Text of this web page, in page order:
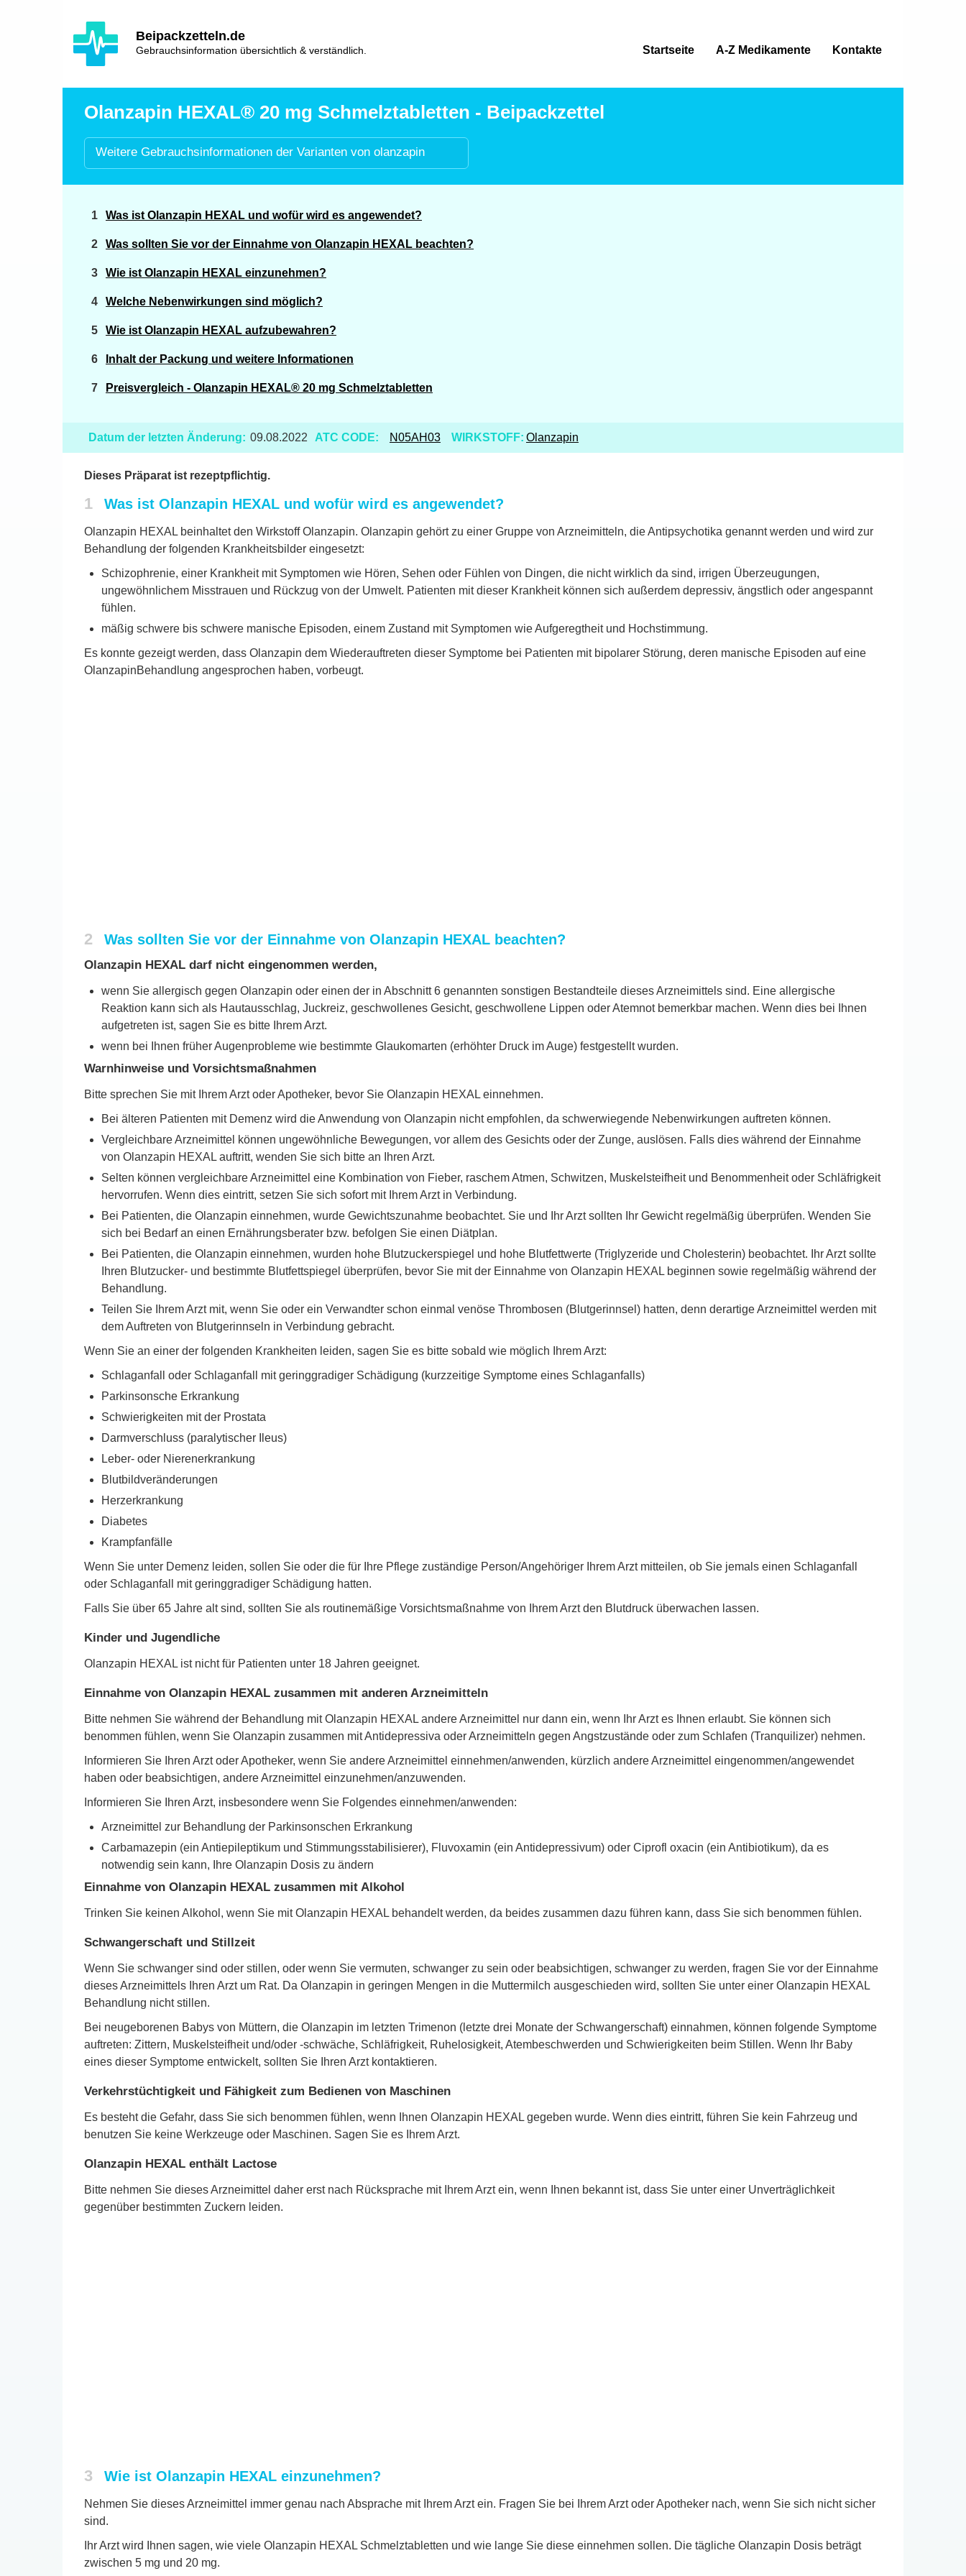
Beipackzetteln.de
Gebrauchsinformation übersichtlich & verständlich.
Hlavní
navigace
Startseite A-Z Medikamente Kontakte
Olanzapin HEXAL® 20 mg Schmelztabletten - Beipackzettel
Weitere Gebrauchsinformationen der Varianten von olanzapin
Was ist Olanzapin HEXAL und wofür wird es angewendet?
Was sollten Sie vor der Einnahme von Olanzapin HEXAL beachten?
Wie ist Olanzapin HEXAL einzunehmen?
Welche Nebenwirkungen sind möglich?
Wie ist Olanzapin HEXAL aufzubewahren?
Inhalt der Packung und weitere Informationen
Preisvergleich - Olanzapin HEXAL® 20 mg Schmelztabletten
Datum der letzten Änderung: 09.08.2022 ATC CODE: N05AH03 WIRKSTOFF: Olanzapin
Dieses Präparat ist rezeptpflichtig.
1 Was ist Olanzapin HEXAL und wofür wird es angewendet?
Olanzapin HEXAL beinhaltet den Wirkstoff Olanzapin. Olanzapin gehört zu einer Gruppe von Arzneimitteln, die Antipsychotika genannt werden und wird zur
Behandlung der folgenden Krankheitsbilder eingesetzt:
Schizophrenie, einer Krankheit mit Symptomen wie Hören, Sehen oder Fühlen von Dingen, die nicht wirklich da sind, irrigen Überzeugungen,
ungewöhnlichem Misstrauen und Rückzug von der Umwelt. Patienten mit dieser Krankheit können sich außerdem depressiv, ängstlich oder angespannt
fühlen.
mäßig schwere bis schwere manische Episoden, einem Zustand mit Symptomen wie Aufgeregtheit und Hochstimmung.
Es konnte gezeigt werden, dass Olanzapin dem Wiederauftreten dieser Symptome bei Patienten mit bipolarer Störung, deren manische Episoden auf eine
OlanzapinBehandlung angesprochen haben, vorbeugt.
2 Was sollten Sie vor der Einnahme von Olanzapin HEXAL beachten?
Olanzapin HEXAL darf nicht eingenommen werden,
wenn Sie allergisch gegen Olanzapin oder einen der in Abschnitt 6 genannten sonstigen Bestandteile dieses Arzneimittels sind. Eine allergische
Reaktion kann sich als Hautausschlag, Juckreiz, geschwollenes Gesicht, geschwollene Lippen oder Atemnot bemerkbar machen. Wenn dies bei Ihnen
aufgetreten ist, sagen Sie es bitte Ihrem Arzt.
wenn bei Ihnen früher Augenprobleme wie bestimmte Glaukomarten (erhöhter Druck im Auge) festgestellt wurden.
Warnhinweise und Vorsichtsmaßnahmen
Bitte sprechen Sie mit Ihrem Arzt oder Apotheker, bevor Sie Olanzapin HEXAL einnehmen.
Bei älteren Patienten mit Demenz wird die Anwendung von Olanzapin nicht empfohlen, da schwerwiegende Nebenwirkungen auftreten können.
Vergleichbare Arzneimittel können ungewöhnliche Bewegungen, vor allem des Gesichts oder der Zunge, auslösen. Falls dies während der Einnahme
von Olanzapin HEXAL auftritt, wenden Sie sich bitte an Ihren Arzt.
Selten können vergleichbare Arzneimittel eine Kombination von Fieber, raschem Atmen, Schwitzen, Muskelsteifheit und Benommenheit oder Schläfrigkeit
hervorrufen. Wenn dies eintritt, setzen Sie sich sofort mit Ihrem Arzt in Verbindung.
Bei Patienten, die Olanzapin einnehmen, wurde Gewichtszunahme beobachtet. Sie und Ihr Arzt sollten Ihr Gewicht regelmäßig überprüfen. Wenden Sie
sich bei Bedarf an einen Ernährungsberater bzw. befolgen Sie einen Diätplan.
Bei Patienten, die Olanzapin einnehmen, wurden hohe Blutzuckerspiegel und hohe Blutfettwerte (Triglyzeride und Cholesterin) beobachtet. Ihr Arzt sollte
Ihren Blutzucker- und bestimmte Blutfettspiegel überprüfen, bevor Sie mit der Einnahme von Olanzapin HEXAL beginnen sowie regelmäßig während der
Behandlung.
Teilen Sie Ihrem Arzt mit, wenn Sie oder ein Verwandter schon einmal venöse Thrombosen (Blutgerinnsel) hatten, denn derartige Arzneimittel werden mit
dem Auftreten von Blutgerinnseln in Verbindung gebracht.
Wenn Sie an einer der folgenden Krankheiten leiden, sagen Sie es bitte sobald wie möglich Ihrem Arzt:
Schlaganfall oder Schlaganfall mit geringgradiger Schädigung (kurzzeitige Symptome eines Schlaganfalls)
Parkinsonsche Erkrankung
Schwierigkeiten mit der Prostata
Darmverschluss (paralytischer Ileus)
Leber- oder Nierenerkrankung
Blutbildveränderungen
Herzerkrankung
Diabetes
Krampfanfälle
Wenn Sie unter Demenz leiden, sollen Sie oder die für Ihre Pflege zuständige Person/Angehöriger Ihrem Arzt mitteilen, ob Sie jemals einen Schlaganfall
oder Schlaganfall mit geringgradiger Schädigung hatten.
Falls Sie über 65 Jahre alt sind, sollten Sie als routinemäßige Vorsichtsmaßnahme von Ihrem Arzt den Blutdruck überwachen lassen.
Kinder und Jugendliche
Olanzapin HEXAL ist nicht für Patienten unter 18 Jahren geeignet.
Einnahme von Olanzapin HEXAL zusammen mit anderen Arzneimitteln
Bitte nehmen Sie während der Behandlung mit Olanzapin HEXAL andere Arzneimittel nur dann ein, wenn Ihr Arzt es Ihnen erlaubt. Sie können sich
benommen fühlen, wenn Sie Olanzapin zusammen mit Antidepressiva oder Arzneimitteln gegen Angstzustände oder zum Schlafen (Tranquilizer) nehmen.
Informieren Sie Ihren Arzt oder Apotheker, wenn Sie andere Arzneimittel einnehmen/anwenden, kürzlich andere Arzneimittel eingenommen/angewendet
haben oder beabsichtigen, andere Arzneimittel einzunehmen/anzuwenden.
Informieren Sie Ihren Arzt, insbesondere wenn Sie Folgendes einnehmen/anwenden:
Arzneimittel zur Behandlung der Parkinsonschen Erkrankung
Carbamazepin (ein Antiepileptikum und Stimmungsstabilisierer), Fluvoxamin (ein Antidepressivum) oder Ciprofl oxacin (ein Antibiotikum), da es
notwendig sein kann, Ihre Olanzapin Dosis zu ändern
Einnahme von Olanzapin HEXAL zusammen mit Alkohol
Trinken Sie keinen Alkohol, wenn Sie mit Olanzapin HEXAL behandelt werden, da beides zusammen dazu führen kann, dass Sie sich benommen fühlen.
Schwangerschaft und Stillzeit
Wenn Sie schwanger sind oder stillen, oder wenn Sie vermuten, schwanger zu sein oder beabsichtigen, schwanger zu werden, fragen Sie vor der Einnahme
dieses Arzneimittels Ihren Arzt um Rat. Da Olanzapin in geringen Mengen in die Muttermilch ausgeschieden wird, sollten Sie unter einer Olanzapin HEXAL
Behandlung nicht stillen.
Bei neugeborenen Babys von Müttern, die Olanzapin im letzten Trimenon (letzte drei Monate der Schwangerschaft) einnahmen, können folgende Symptome
auftreten: Zittern, Muskelsteifheit und/oder -schwäche, Schläfrigkeit, Ruhelosigkeit, Atembeschwerden und Schwierigkeiten beim Stillen. Wenn Ihr Baby
eines dieser Symptome entwickelt, sollten Sie Ihren Arzt kontaktieren.
Verkehrstüchtigkeit und Fähigkeit zum Bedienen von Maschinen
Es besteht die Gefahr, dass Sie sich benommen fühlen, wenn Ihnen Olanzapin HEXAL gegeben wurde. Wenn dies eintritt, führen Sie kein Fahrzeug und
benutzen Sie keine Werkzeuge oder Maschinen. Sagen Sie es Ihrem Arzt.
Olanzapin HEXAL enthält Lactose
Bitte nehmen Sie dieses Arzneimittel daher erst nach Rücksprache mit Ihrem Arzt ein, wenn Ihnen bekannt ist, dass Sie unter einer Unverträglichkeit
gegenüber bestimmten Zuckern leiden.
3 Wie ist Olanzapin HEXAL einzunehmen?
Nehmen Sie dieses Arzneimittel immer genau nach Absprache mit Ihrem Arzt ein. Fragen Sie bei Ihrem Arzt oder Apotheker nach, wenn Sie sich nicht sicher
sind.
Ihr Arzt wird Ihnen sagen, wie viele Olanzapin HEXAL Schmelztabletten und wie lange Sie diese einnehmen sollen. Die tägliche Olanzapin Dosis beträgt
zwischen 5 mg und 20 mg.